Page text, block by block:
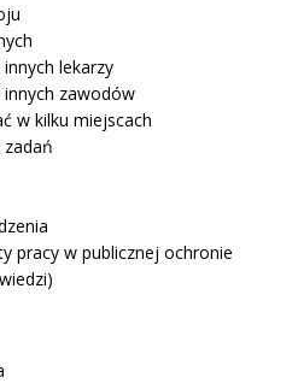
lekarzy
zawodów
w kilku miejscach
w publicznej ochronie